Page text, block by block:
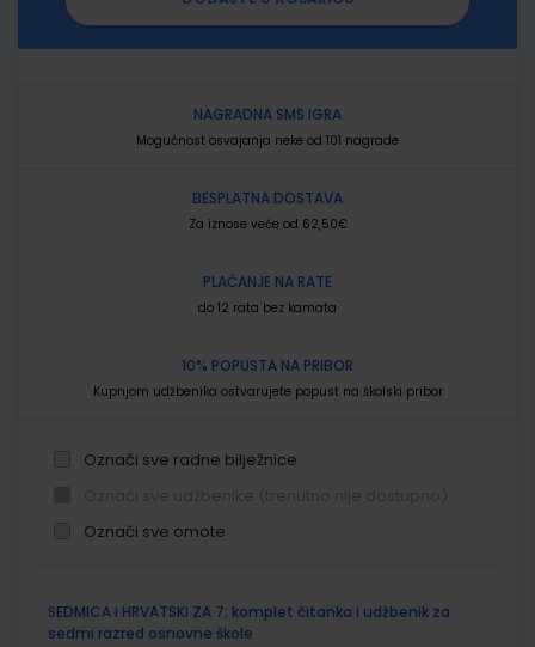
NAGRADNA SMS IGRA
Mogućnost osvajanja neke od 101 nagrade
BESPLATNA DOSTAVA
Za iznose veće od 62,50€
PLAĆANJE NA RATE
do 12 rata bez kamata
10% POPUSTA NA PRIBOR
Kupnjom udžbenika ostvarujete popust na školski pribor
Označi sve radne bilježnice
Označi sve omote
proizvodi
SEDMICA i HRVATSKI ZA 7; komplet čitanka i udžbenik za
sedmi razred osnovne škole